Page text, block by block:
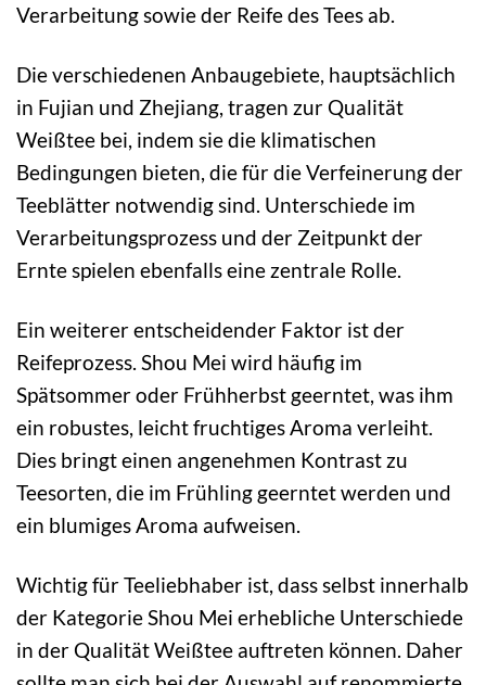
Verarbeitung sowie der Reife des Tees ab.
Die verschiedenen Anbaugebiete, hauptsächlich
in Fujian und Zhejiang, tragen zur Qualität
Weißtee bei, indem sie die klimatischen
Bedingungen bieten, die für die Verfeinerung der
Teeblätter notwendig sind. Unterschiede im
Verarbeitungsprozess und der Zeitpunkt der
Ernte spielen ebenfalls eine zentrale Rolle.
Ein weiterer entscheidender Faktor ist der
Reifeprozess. Shou Mei wird häufig im
Spätsommer oder Frühherbst geerntet, was ihm
ein robustes, leicht fruchtiges Aroma verleiht.
Dies bringt einen angenehmen Kontrast zu
Teesorten, die im Frühling geerntet werden und
ein blumiges Aroma aufweisen.
Wichtig für Teeliebhaber ist, dass selbst innerhalb
der Kategorie Shou Mei erhebliche Unterschiede
in der Qualität Weißtee auftreten können. Daher